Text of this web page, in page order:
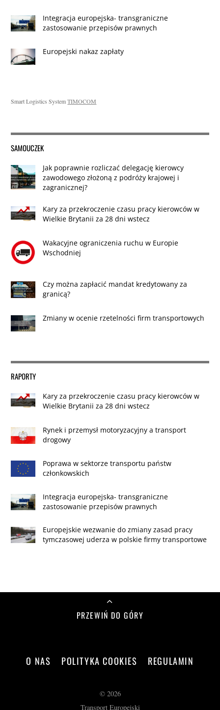
Integracja europejska- transgraniczne
zastosowanie przepisów prawnych
Europejski nakaz zapłaty
Smart Logistics SystemTIMOCOM
SAMOUCZEK
Jak poprawnie rozliczać delegację kierowcy
zawodowego złożoną z podróży krajowej i
zagranicznej?
Kary za przekroczenie czasu pracy kierowców w
Wielkie Brytanii za 28 dni wstecz
Wakacyjne ograniczenia ruchu w Europie
Wschodniej
Czy można zapłacić mandat kredytowany za
granicą?
Zmiany w ocenie rzetelności firm transportowych
RAPORTY
Kary za przekroczenie czasu pracy kierowców w
Wielkie Brytanii za 28 dni wstecz
Rynek i przemysł motoryzacyjny a transport
drogowy
Poprawa w sektorze transportu państw
członkowskich
Integracja europejska- transgraniczne
zastosowanie przepisów prawnych
Europejskie wezwanie do zmiany zasad pracy
tymczasowej uderza w polskie firmy transportowe
PRZEWIŃ DO GÓRY
O NAS POLITYKA COOKIES REGULAMIN
© 2026
Transport Europejski